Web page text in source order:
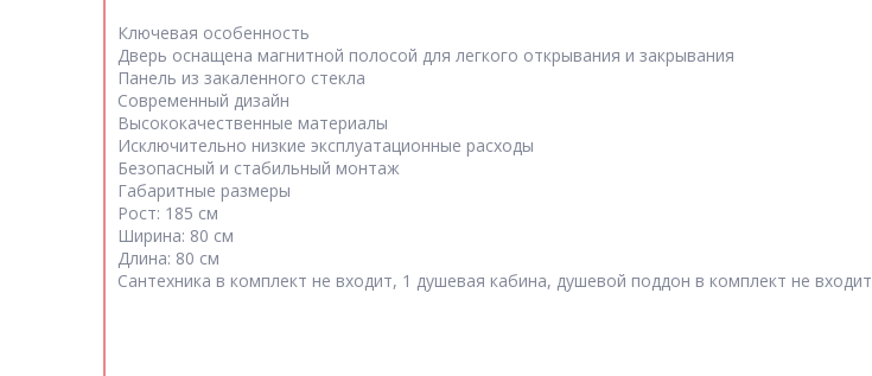
Ключевая особенность
Дверь оснащена магнитной полосой для легкого открывания и закрывания
Панель из закаленного стекла
Современный дизайн
Высококачественные материалы
Исключительно низкие эксплуатационные расходы
Безопасный и стабильный монтаж
Габаритные размеры
Рост: 185 см
Ширина: 80 см
Длина: 80 см
Сантехника в комплект не входит, 1 душевая кабина, душевой поддон в комплект не входит